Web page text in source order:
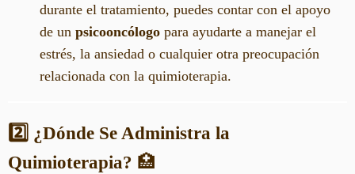
durante el tratamiento, puedes contar con el apoyo
de un psicooncólogo para ayudarte a manejar el
estrés, la ansiedad o cualquier otra preocupación
relacionada con la quimioterapia.
2️⃣ ¿Dónde Se Administra la
Quimioterapia? 🏥